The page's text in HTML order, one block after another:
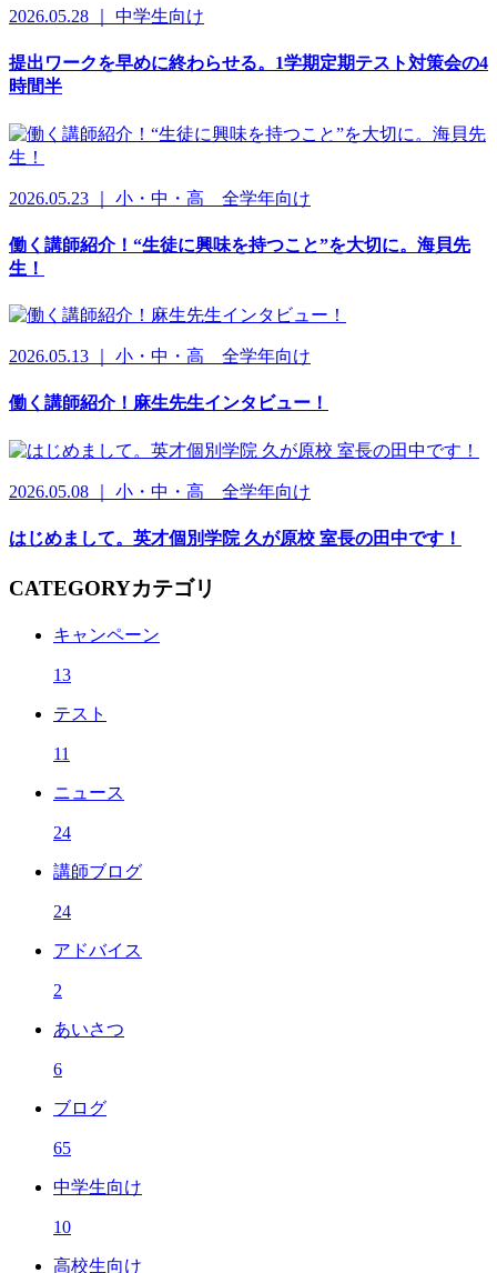
2026.05.28 ｜ 中学生向け
提出ワークを早めに終わらせる。1学期定期テスト対策会の4
時間半
2026.05.23 ｜ 小・中・高 全学年向け
働く講師紹介！“生徒に興味を持つこと”を大切に。海貝先
生！
2026.05.13 ｜ 小・中・高 全学年向け
働く講師紹介！麻生先生インタビュー！
2026.05.08 ｜ 小・中・高 全学年向け
はじめまして。英才個別学院 久が原校 室長の田中です！
CATEGORYカテゴリ
キャンペーン
13
テスト
11
ニュース
24
講師ブログ
24
アドバイス
2
あいさつ
6
ブログ
65
中学生向け
10
高校生向け